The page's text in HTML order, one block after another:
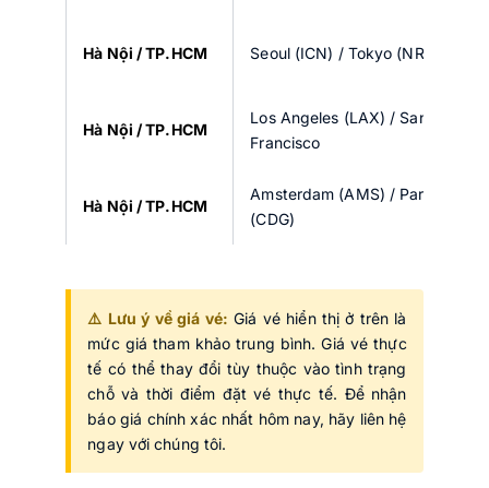
Hà Nội / TP.HCM Seoul (ICN) / Tokyo (NRT)
Hà Nội / TP.HCM
Los Angeles (LAX) / San
Francisco
Hà Nội / TP.HCM
Amsterdam (AMS) / Paris
(CDG)
⚠️ Lưu ý về giá vé: Giá vé hiển thị ở trên là
mức giá tham khảo trung bình. Giá vé thực
tế có thể thay đổi tùy thuộc vào tình trạng
chỗ và thời điểm đặt vé thực tế. Để nhận
báo giá chính xác nhất hôm nay, hãy liên hệ
ngay với chúng tôi.